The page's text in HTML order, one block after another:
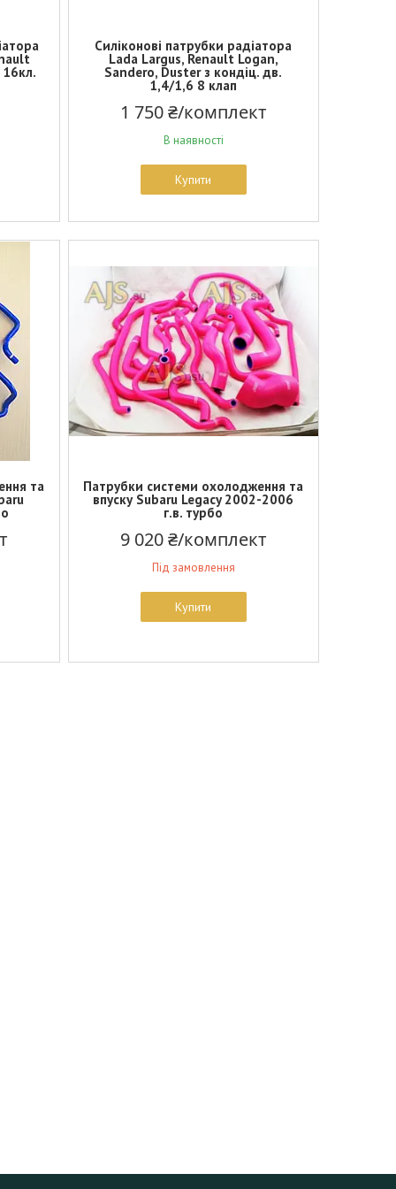
Силіконові патрубки радіатора
Lada Largus, Renault Logan,
Sandero, Duster з кондіц. дв.
1,4/1,6 8 клап
1 750 ₴/комплект
В наявності
Купити
та Патрубки системи охолодження та
впуску Subaru Legacy 2002-2006
г.в. турбо
9 020 ₴/комплект
Під замовлення
Купити